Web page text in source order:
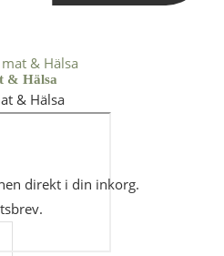
& Hälsa
& Hälsa
direkt i din inkorg.